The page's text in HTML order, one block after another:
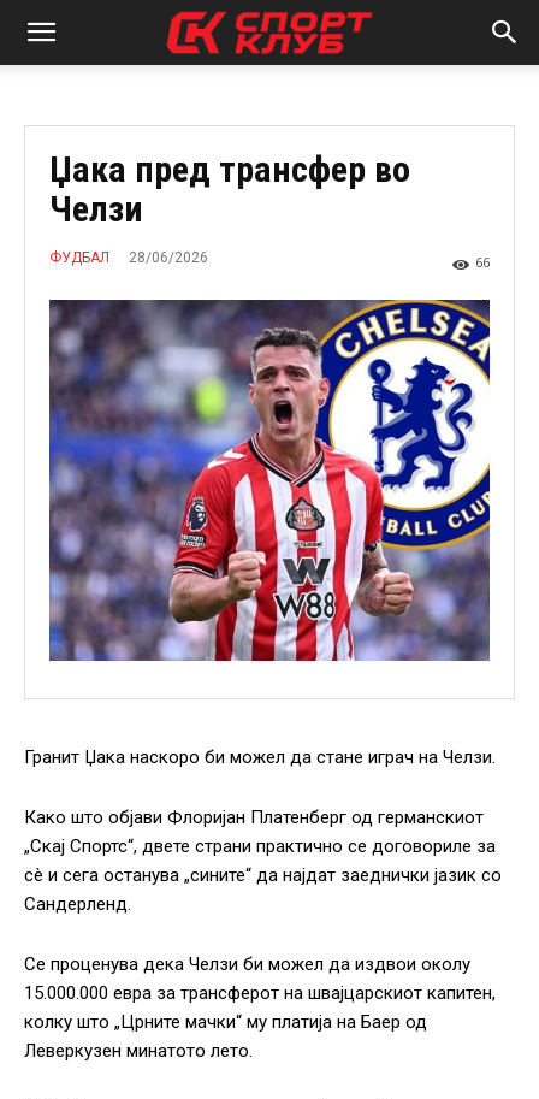
Џака пред трансфер во
Челзи
ФУДБАЛ 28/06/2026 66
Гранит Џака наскоро би можел да стане играч на Челзи.
Како што објави Флоријан Платенберг од германскиот
„Скај Спортс“, двете страни практично се договориле за
сè и сега останува „сините“ да најдат заеднички јазик со
Сандерленд.
Се проценува дека Челзи би можел да издвои околу
15.000.000 евра за трансферот на швајцарскиот капитен,
колку што „Црните мачки“ му платија на Баер од
Леверкузен минатото лето.